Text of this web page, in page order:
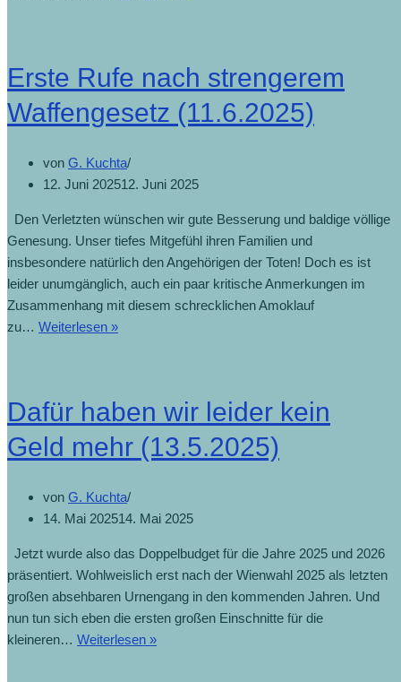
Psychotest
(12.6.2025)
Erste Rufe nach strengerem
Waffengesetz (11.6.2025)
von G. Kuchta
12. Juni 202512. Juni 2025
Den Verletzten wünschen wir gute Besserung und baldige völlige
Genesung. Unser tiefes Mitgefühl ihren Familien und
insbesondere natürlich den Angehörigen der Toten! Doch es ist
leider unumgänglich, auch ein paar kritische Anmerkungen im
Zusammenhang mit diesem schrecklichen Amoklauf
zu… Weiterlesen »Erste
Waffengesetz
(11.6.2025)
Dafür haben wir leider kein
Geld mehr (13.5.2025)
von G. Kuchta
14. Mai 202514. Mai 2025
Jetzt wurde also das Doppelbudget für die Jahre 2025 und 2026
präsentiert. Wohlweislich erst nach der Wienwahl 2025 als letzten
großen absehbaren Urnengang in den kommenden Jahren. Und
nun tun sich eben die ersten großen Einschnitte für die
kleineren… Weiterlesen »Dafür